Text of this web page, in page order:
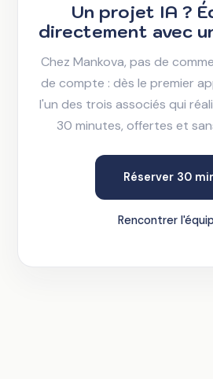
Un projet IA ?
directement avec
Chez Mankova, pas de
de compte : dès le premier
l'un des trois associés qui
30 minutes, offertes et
Réserver 30
Rencontrer